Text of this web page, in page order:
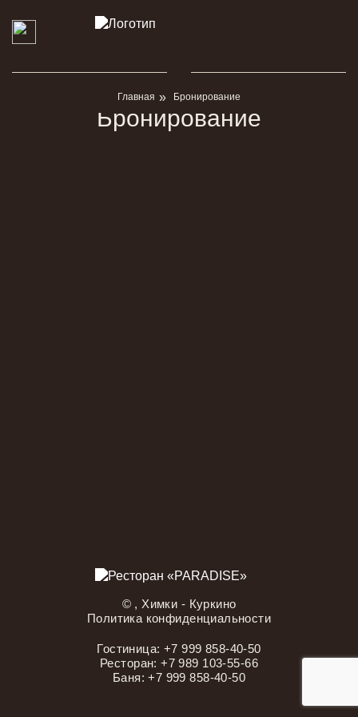
Главная Бронирование
Бронирование
© , Химки - Куркино
Политика конфиденциальности
Гостиница: +7 999 858-40-50
Ресторан:+7 989 103-55-66
Баня:+7 999 858-40-50